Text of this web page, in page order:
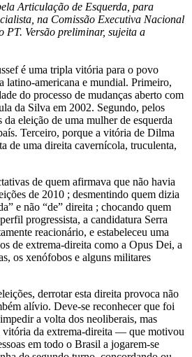
Articulação de Esquerda, para
na Comissão Executiva Nacional
Versão preliminar, sujeita a
é uma tripla vitória para o povo
latino-americana e mundial. Primeiro,
do processo de mudanças aberto com
da Silva em 2002. Segundo, pelos
eleição de uma mulher de esquerda
Terceiro, porque a vitória de Dilma
de uma direita cavernícola, truculenta,
de quem afirmava que não havia
de 2010 ; desmentindo quem dizia
e não “de” direita ; chocando quem
progressista, a candidatura Serra
reacionário, e estabeleceu uma
de extrema-direita como a Opus Dei, a
os xenófobos e alguns militares
derrotar esta direita provoca não
alívio. Deve-se reconhecer que foi
a volta dos neoliberais, mas
vitória da extrema-direita — que motivou
em todo o Brasil a jogarem-se